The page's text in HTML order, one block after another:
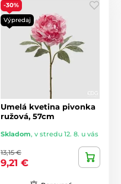
-30%
Výpredaj
Umelá kvetina pivonka
ružová, 57cm
Skladom, v stredu 12. 8. u vás
13,15 €
9,21 €